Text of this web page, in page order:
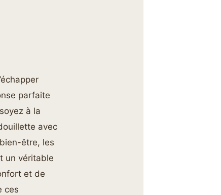
parfaite
à la
avec
être, les
un véritable
et de
ces